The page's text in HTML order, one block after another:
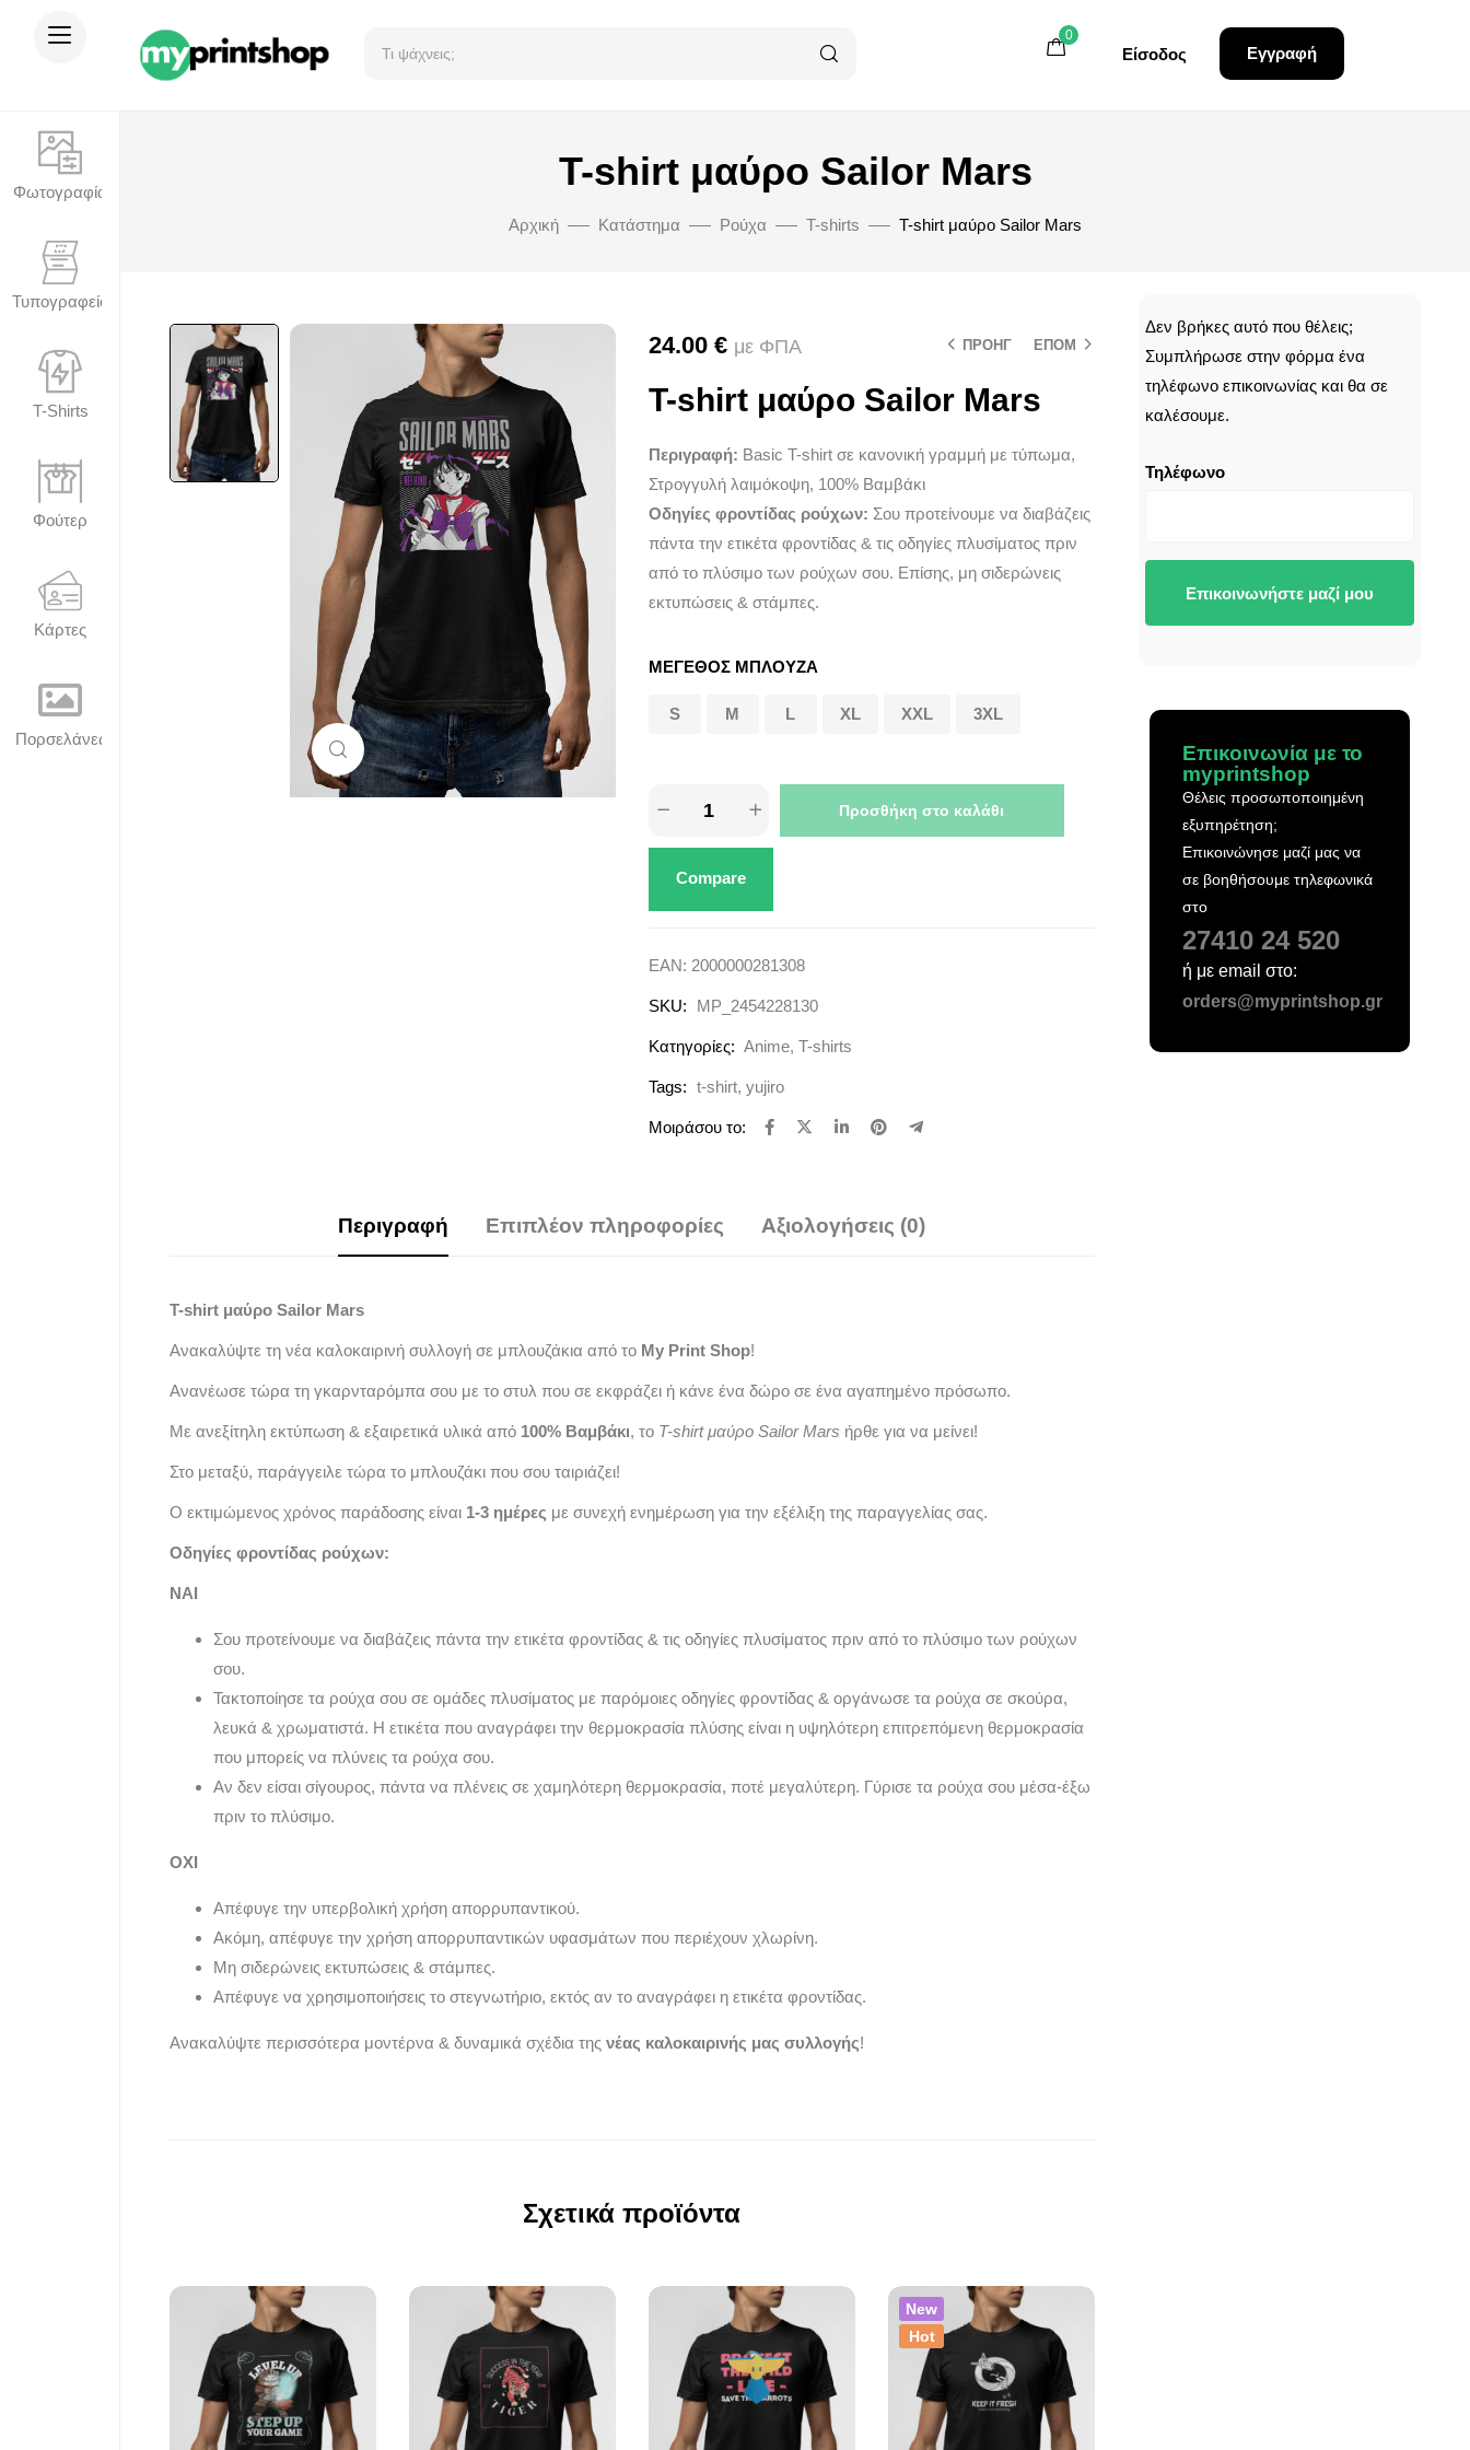
0
Είσοδος Εγγραφή
0
Είσοδος Εγγραφή
Φωτογραφία
Τυπογραφείο
T-Shirts
Φούτερ
Κάρτες
Πορσελάνες
T-shirt μαύρο Sailor Mars
Αρχική Κατάστημα Ρούχα T-shirts T-shirt μαύρο Sailor Mars
Μεγέθυνση
ΠΡΟΗΓ ΕΠΟΜ
24.00 € με ΦΠΑ
T-shirt μαύρο Sailor Mars
Περιγραφή: Basic T-shirt σε κανονική γραμμή με τύπωμα,
Στρογγυλή λαιμόκοψη, 100% Βαμβάκι
Οδηγίες φροντίδας ρούχων: Σου προτείνουμε να διαβάζεις
πάντα την ετικέτα φροντίδας & τις οδηγίες πλυσίματος πριν
από το πλύσιμο των ρούχων σου. Επίσης, μη σιδερώνεις
εκτυπώσεις & στάμπες.
ΜΕΓΕΘΟΣ ΜΠΛΟΥΖΑ
S M L XL XXL 3XL
Προσθήκη στο καλάθι
Compare
EAN: 2000000281308
SKU: MP_2454228130
Κατηγορίες: Anime, T-shirts
Tags: t-shirt, yujiro
Μοιράσου το:
Περιγραφή Επιπλέον πληροφορίες Αξιολογήσεις (0)
T-shirt μαύρο Sailor Mars
Ανακαλύψτε τη νέα καλοκαιρινή συλλογή σε μπλουζάκια από το My Print Shop!
Ανανέωσε τώρα τη γκαρνταρόμπα σου με το στυλ που σε εκφράζει ή κάνε ένα δώρο σε ένα αγαπημένο πρόσωπο.
Με ανεξίτηλη εκτύπωση & εξαιρετικά υλικά από 100% Βαμβάκι, το T-shirt μαύρο Sailor Mars ήρθε για να μείνει!
Στο μεταξύ, παράγγειλε τώρα το μπλουζάκι που σου ταιριάζει!
Ο εκτιμώμενος χρόνος παράδοσης είναι 1-3 ημέρες με συνεχή ενημέρωση για την εξέλιξη της παραγγελίας σας.
Οδηγίες φροντίδας ρούχων:
ΝΑΙ
Σου προτείνουμε να διαβάζεις πάντα την ετικέτα φροντίδας & τις οδηγίες πλυσίματος πριν από το πλύσιμο των ρούχων
σου.
Τακτοποίησε τα ρούχα σου σε ομάδες πλυσίματος με παρόμοιες οδηγίες φροντίδας & οργάνωσε τα ρούχα σε σκούρα,
λευκά & χρωματιστά. Η ετικέτα που αναγράφει την θερμοκρασία πλύσης είναι η υψηλότερη επιτρεπόμενη θερμοκρασία
που μπορείς να πλύνεις τα ρούχα σου.
Αν δεν είσαι σίγουρος, πάντα να πλένεις σε χαμηλότερη θερμοκρασία, ποτέ μεγαλύτερη. Γύρισε τα ρούχα σου μέσα-έξω
πριν το πλύσιμο.
ΟΧΙ
Απέφυγε την υπερβολική χρήση απορρυπαντικού.
Ακόμη, απέφυγε την χρήση απορρυπαντικών υφασμάτων που περιέχουν χλωρίνη.
Μη σιδερώνεις εκτυπώσεις & στάμπες.
Απέφυγε να χρησιμοποιήσεις το στεγνωτήριο, εκτός αν το αναγράφει η ετικέτα φροντίδας.
Ανακαλύψτε περισσότερα μοντέρνα & δυναμικά σχέδια της νέας καλοκαιρινής μας συλλογής!
Σχετικά προϊόντα
New
Hot
Δεν βρήκες αυτό που θέλεις;
Συμπλήρωσε στην φόρμα ένα
τηλέφωνο επικοινωνίας και θα σε
καλέσουμε.
Τηλέφωνο
Επικοινωνήστε μαζί μου
Επικοινωνία με το
myprintshop
Θέλεις προσωποποιημένη
εξυπηρέτηση;
Επικοινώνησε μαζί μας να
σε βοηθήσουμε τηλεφωνικά
στο
27410 24 520
ή με email στο:
orders@myprintshop.gr